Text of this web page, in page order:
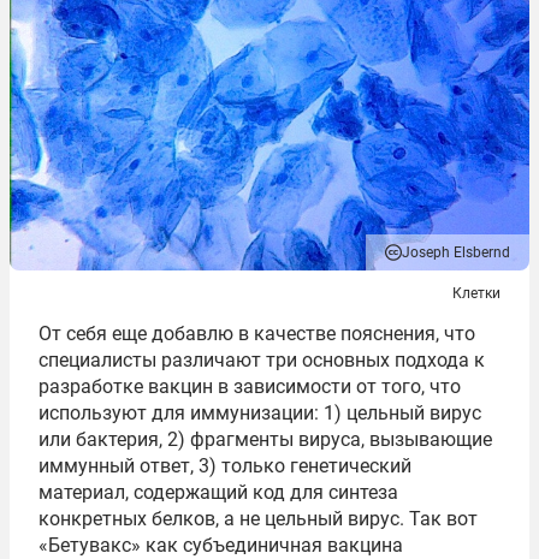
Joseph Elsbernd
Клетки
От себя еще добавлю в качестве пояснения, что
специалисты различают три основных подхода к
разработке вакцин в зависимости от того, что
используют для иммунизации: 1) цельный вирус
или бактерия, 2) фрагменты вируса, вызывающие
иммунный ответ, 3) только генетический
материал, содержащий код для синтеза
конкретных белков, а не цельный вирус. Так вот
«Бетувакс» как субъединичная вакцина